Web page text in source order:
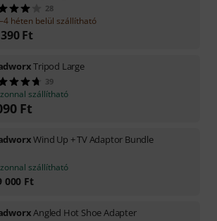
28
héten belül szállítható
Ft
Tripod Large
39
szállítható
Ft
Wind Up + TV Adaptor Bundle
szállítható
000 Ft
Angled Hot Shoe Adapter